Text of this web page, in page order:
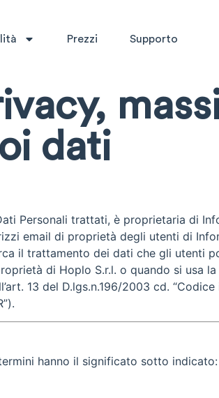
Prezzi Supporto
dati
Personali trattati, è proprietaria di
email di proprietà degli utenti di
il trattamento dei dati che gli utenti
di Hoplo S.r.l. o quando si usa
13 del D.lgs.n.196/2003 cd.
hanno il significato sotto indicato: